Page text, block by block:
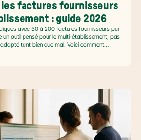
factures fournisseurs
: guide 2026
avec 50 à 200 factures fournisseurs par
un outil pensé pour le multi-établissement, pas
tant bien que mal. Voici comment
gouvernance locale, capturer le levier BFR